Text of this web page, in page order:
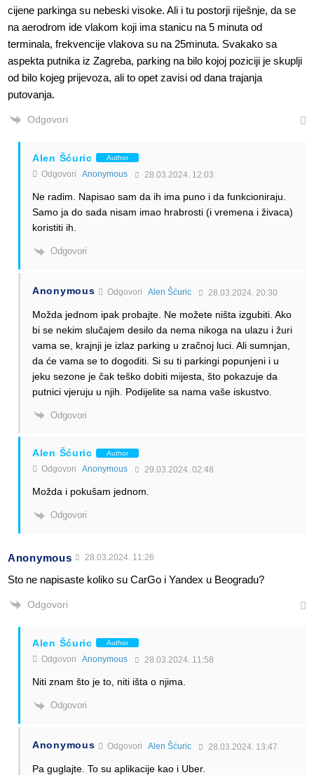
cijene parkinga su nebeski visoke. Ali i tu postorji riješnje, da se
na aerodrom ide vlakom koji ima stanicu na 5 minuta od
terminala, frekvencije vlakova su na 25minuta. Svakako sa
aspekta putnika iz Zagreba, parking na bilo kojoj poziciji je skuplji
od bilo kojeg prijevoza, ali to opet zavisi od dana trajanja
putovanja.
Odgovori
Alen Šćuric Author
Odgovori Anonymous 28.03.2024. 12:03
Ne radim. Napisao sam da ih ima puno i da funkcioniraju.
Samo ja do sada nisam imao hrabrosti (i vremena i živaca)
koristiti ih.
Odgovori
Anonymous OdgovoriAlen Šćuric 28.03.2024. 20:30
Možda jednom ipak probajte. Ne možete ništa izgubiti. Ako
bi se nekim slučajem desilo da nema nikoga na ulazu i žuri
vama se, krajnji je izlaz parking u zračnoj luci. Ali sumnjan,
da će vama se to dogoditi. Si su ti parkingi popunjeni i u
jeku sezone je čak teško dobiti mijesta, što pokazuje da
putnici vjeruju u njih. Podijelite sa nama vaše iskustvo.
Odgovori
Alen Šćuric Author
Odgovori Anonymous 29.03.2024. 02:48
Možda i pokušam jednom.
Odgovori
Anonymous 28.03.2024. 11:26
Sto ne napisaste koliko su CarGo i Yandex u Beogradu?
Odgovori
Alen Šćuric Author
Odgovori Anonymous 28.03.2024. 11:58
Niti znam što je to, niti išta o njima.
Odgovori
Anonymous OdgovoriAlen Šćuric 28.03.2024. 13:47
Pa guglajte. To su aplikacije kao i Uber.